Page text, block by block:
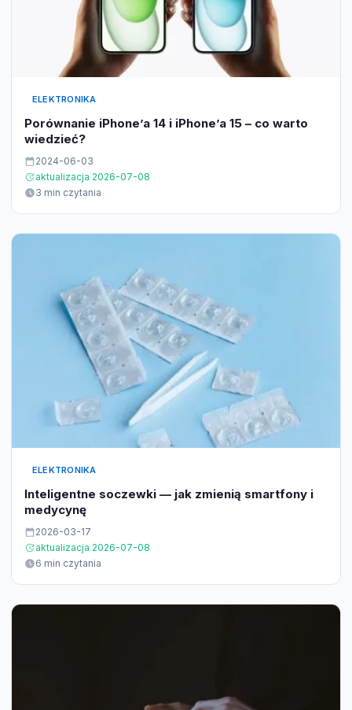
ELEKTRONIKA
Porównanie iPhone’a 14 i iPhone’a 15 – co warto
wiedzieć?
2024-06-03
aktualizacja 2026-07-08
3 min czytania
ELEKTRONIKA
Inteligentne soczewki — jak zmienią smartfony i
medycynę
2026-03-17
aktualizacja 2026-07-08
6 min czytania